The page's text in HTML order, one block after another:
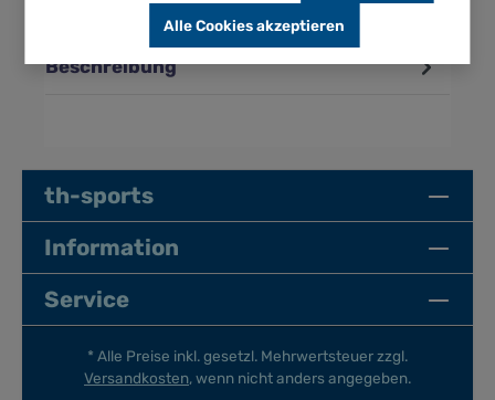
Beschreibung
th-sports
Information
Service
* Alle Preise inkl. gesetzl. Mehrwertsteuer zzgl.
Versandkosten, wenn nicht anders angegeben.
Alle Cookies akzeptieren